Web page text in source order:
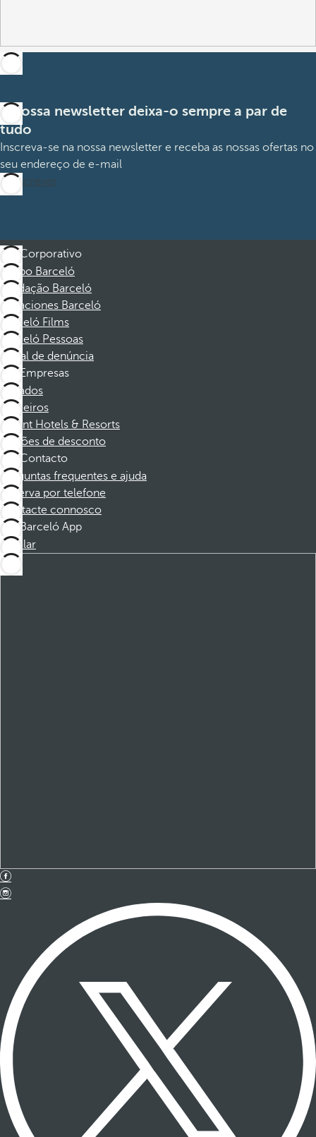
A nossa newsletter deixa-o sempre a par de
tudo
Inscreva-se na nossa newsletter e receba as nossas ofertas no
seu endereço de e-mail
Subscrever
Corporativo
Grupo Barceló
Fundação Barceló
Vacaciones Barceló
Barceló Films
Barceló Pessoas
Canal de denúncia
Empresas
Afiliados
Parceiros
Dorint Hotels & Resorts
Cupões de desconto
Contacto
Perguntas frequentes e ajuda
Reserva por telefone
Contacte connosco
Barceló App
Instalar